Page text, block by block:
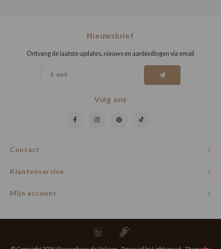
Contact
Nieuwsbrief
Ontvang de laatste updates, nieuws en aanbiedingen via email
Volg ons
Klantenservice
Mijn account